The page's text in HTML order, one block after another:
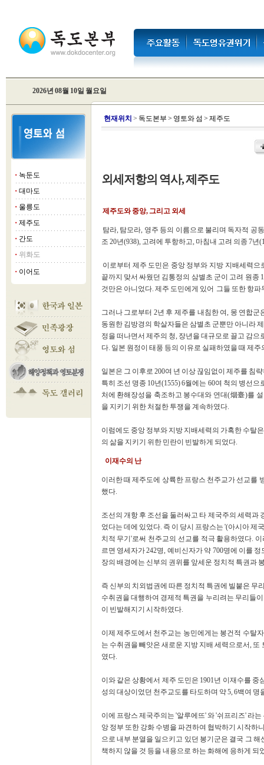
2026년 08월 10일 월요일
■ 녹둔도
■ 대마도
■ 울릉도
■ 제주도
■ 간도
■ 위화도
■ 이어도
현재위치 > 독도본부 > 영토와 섬 > 제주도
외세저항의 역사, 제주도
제주도와 중앙, 그리고 외세
탐라, 탐모라, 영주 등의 이름으로 불리며 독자적 공
조 20년(938), 고려에 투항하고, 마침내 고려 의종 7
이로부터 제주 도민은 중앙 정부와 지방 지배세력
끝까지 맞서 싸웠던 김통정의 삼별초 군이 고려 원종
것만은 아니었다. 제주 도민에게 있어 그들 또한 항
그러나 그로부터 2년 후 제주를 내침한 여, 몽 연합
동원한 김방경의 학살자들은 삼별초 군뿐만 아니라
정을 떠나면서 제주의 청, 장년을 대규모로 끌고 감
다. 일본 원정이 태풍 등의 이유로 실패하였을 때 제
일본은 그 이후로 200여 년 이상 끊임없이 제주를 침
특히 조선 명종 10년(1555) 6월에는 60여 척의 병선
처에 환해장성을 축조하고 봉수대와 연대(烟臺)를
을 지키기 위한 처절한 투쟁을 계속하였다.
이럼에도 중앙 정부와 지방 지배세력의 가혹한 수탈
의 삶을 지키기 위한 민란이 빈발하게 되었다.
이재수의 난
이러한 때 제주도에 상륙한 프랑스 천주교가 선교를
했다.
조선의 개항 후 조선을 둘러싸고 타 제국주의 세력
었다는 데에 있었다. 즉 이 당시 프랑스는 '(아시아 제
치적 무기'로써 천주교의 선교를 적극 활용하였다.
르면 영세자가 242명, 예비신자가 약 700명에 이를
장의 배경에는 신부의 권위를 앞세운 정치적 특권과
즉 신부의 치외법권에 따른 정치적 특권에 빌붙은 무
수취권을 대행하여 경제적 특권을 누리려는 무리들
이 빈발해지기 시작하였다.
이제 제주도에서 천주교는 농민에게는 봉건적 수탈
는 수취권을 빼앗은 새로운 지방 지배 세력으로서,
였다.
이와 같은 상황에서 제주 도민은 1901년 이재수를
성의 대상이었던 천주교도를 타도하며 약 5, 6백여 명
이에 프랑스 제국주의는 '알루에뜨' 와 '쉬프리즈' 라
앙 정부 또한 강화 수병을 파견하여 협박하기 시작하
으로 내부 분열을 일으키고 있던 봉기군은 결국 그
책하지 않을 것 등을 내용으로 하는 화해에 응하게 되